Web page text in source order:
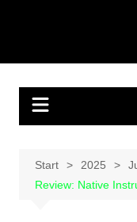
Start 2025
Review: Native